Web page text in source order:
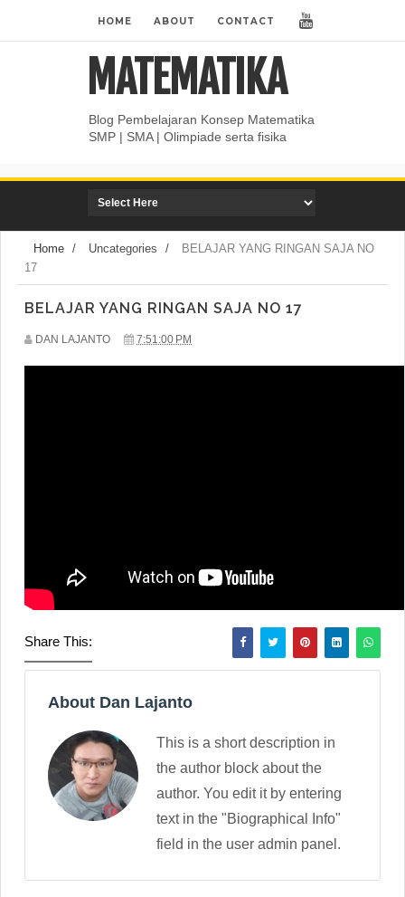
HOME ABOUT CONTACT
MATEMATIKA
Blog Pembelajaran Konsep Matematika
SMP | SMA | Olimpiade serta fisika
Home / Uncategories /
BELAJAR YANG RINGAN SAJA NO
17
BELAJAR YANG RINGAN SAJA NO 17
DAN LAJANTO 7:51:00 PM
Share This:
About Dan Lajanto
This is a short description in
the author block about the
author. You edit it by entering
text in the "Biographical Info"
field in the user admin panel.